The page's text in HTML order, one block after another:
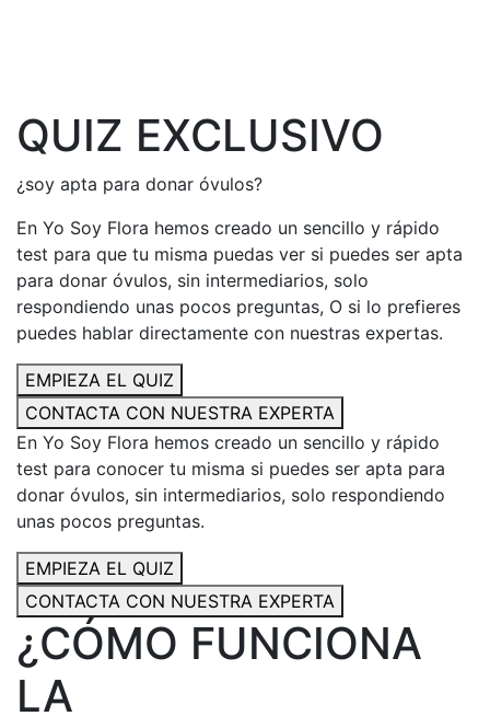
QUIZ EXCLUSIVO
¿soy apta para donar óvulos?
En Yo Soy Flora hemos creado un sencillo y rápido
test para que tu misma puedas ver si puedes ser apta
para donar óvulos, sin intermediarios, solo
respondiendo unas pocos preguntas, O si lo prefieres
puedes hablar directamente con nuestras expertas.
EMPIEZA EL QUIZ
CONTACTA CON NUESTRA EXPERTA
En Yo Soy Flora hemos creado un sencillo y rápido
test para conocer tu misma si puedes ser apta para
donar óvulos, sin intermediarios, solo respondiendo
unas pocos preguntas.
EMPIEZA EL QUIZ
CONTACTA CON NUESTRA EXPERTA
¿CÓMO FUNCIONA
LA